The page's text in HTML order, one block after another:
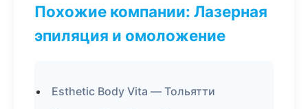
Похожие компании: Лазерная
эпиляция и омоложение
Esthetic Body Vita — Тольятти